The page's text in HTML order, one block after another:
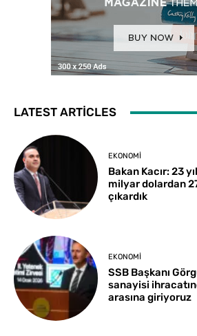
LATEST ARTICLES
EKONOMI
Bakan Kacır: 23
milyar dolardan
çıkardık
EKONOMI
SSB Başkanı
sanayisi
arasına giriyoruz